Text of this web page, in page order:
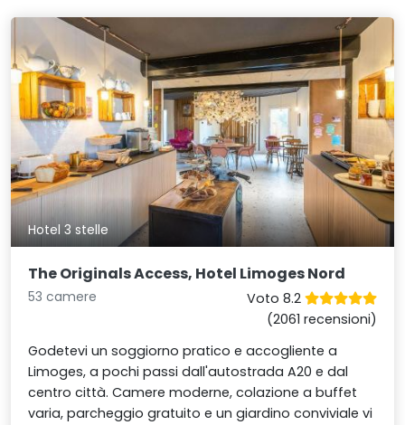
Hotel 3 stelle
The Originals Access, Hotel Limoges Nord
53 camere
Voto 8.2
(2061 recensioni)
Godetevi un soggiorno pratico e accogliente a
Limoges, a pochi passi dall'autostrada A20 e dal
centro città. Camere moderne, colazione a buffet
varia, parcheggio gratuito e un giardino conviviale vi